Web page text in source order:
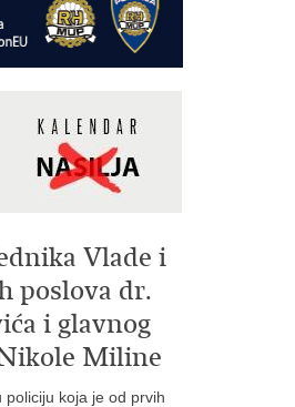
Vlade i
poslova dr.
i glavnog
Miline
koja je od prvih